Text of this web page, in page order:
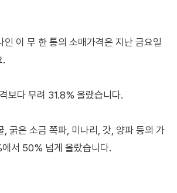
인 이 무 한 통의 소매가격은 지난 금요일
.
보다 무려 31.8% 올랐습니다.
, 굵은 소금 쪽파, 미나리, 갓, 양파 등의 가
서 50% 넘게 올랐습니다.